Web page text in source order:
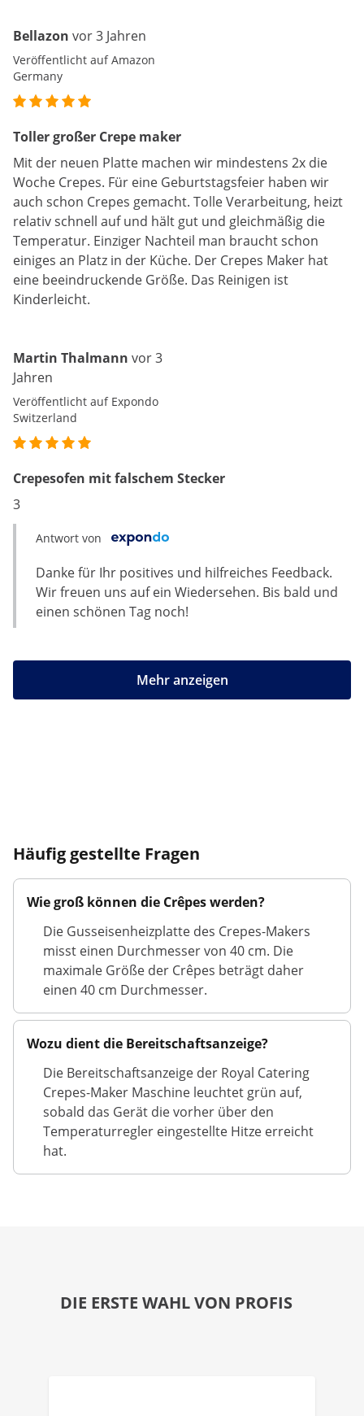
Bellazon vor 3 Jahren
Veröffentlicht auf Amazon
Germany
Toller großer Crepe maker
Mit der neuen Platte machen wir mindestens 2x die
Woche Crepes. Für eine Geburtstagsfeier haben wir
auch schon Crepes gemacht. Tolle Verarbeitung, heizt
relativ schnell auf und hält gut und gleichmäßig die
Temperatur. Einziger Nachteil man braucht schon
einiges an Platz in der Küche. Der Crepes Maker hat
eine beeindruckende Größe. Das Reinigen ist
Kinderleicht.
Martin Thalmann vor 3
Jahren
Veröffentlicht auf Expondo
Switzerland
Crepesofen mit falschem Stecker
3
Antwort von
Danke für Ihr positives und hilfreiches Feedback.
Wir freuen uns auf ein Wiedersehen. Bis bald und
einen schönen Tag noch!
Mehr anzeigen
Häufig gestellte Fragen
Wie groß können die Crêpes werden?
Die Gusseisenheizplatte des Crepes-Makers
misst einen Durchmesser von 40 cm. Die
maximale Größe der Crêpes beträgt daher
einen 40 cm Durchmesser.
Wozu dient die Bereitschaftsanzeige?
Die Bereitschaftsanzeige der Royal Catering
Crepes-Maker Maschine leuchtet grün auf,
sobald das Gerät die vorher über den
Temperaturregler eingestellte Hitze erreicht
hat.
DIE ERSTE WAHL VON PROFIS